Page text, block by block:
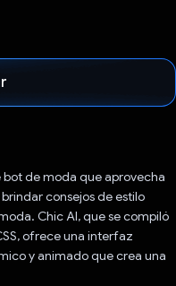
de moda que aprovecha
consejos de estilo
Chic AI, que se compiló
ofrece una interfaz
y animado que crea una